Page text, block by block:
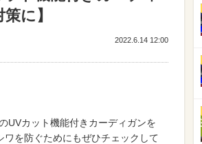
に】
2022.6.14 12:00
UVカット機能付きカーディガンを
を防ぐためにもぜひチェックして